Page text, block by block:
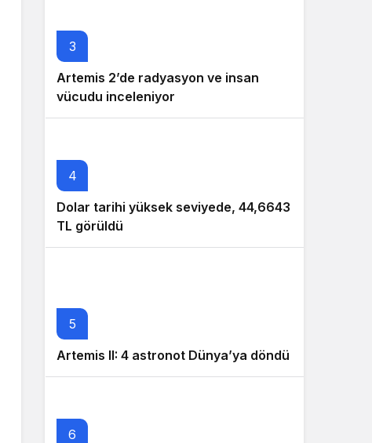
3
Artemis 2’de radyasyon ve insan
vücudu inceleniyor
4
Dolar tarihi yüksek seviyede, 44,6643
TL görüldü
5
Artemis II: 4 astronot Dünya’ya döndü
6